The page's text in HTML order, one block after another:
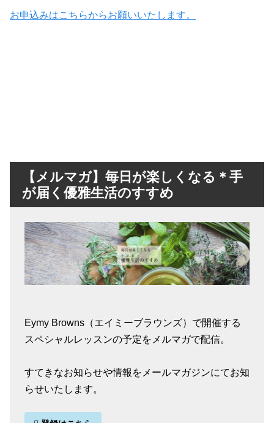
お申込みはこちらからお願いいたします。
【メルマガ】毎日が楽しくなる＊手
が届く優雅生活のすすめ
Eymy Browns（エイミーブラウンズ）で開催する
スペシャルレッスンの予定をメルマガで配信。
すてきなお知らせや情報をメールマガジンにてお知
らせいたします。